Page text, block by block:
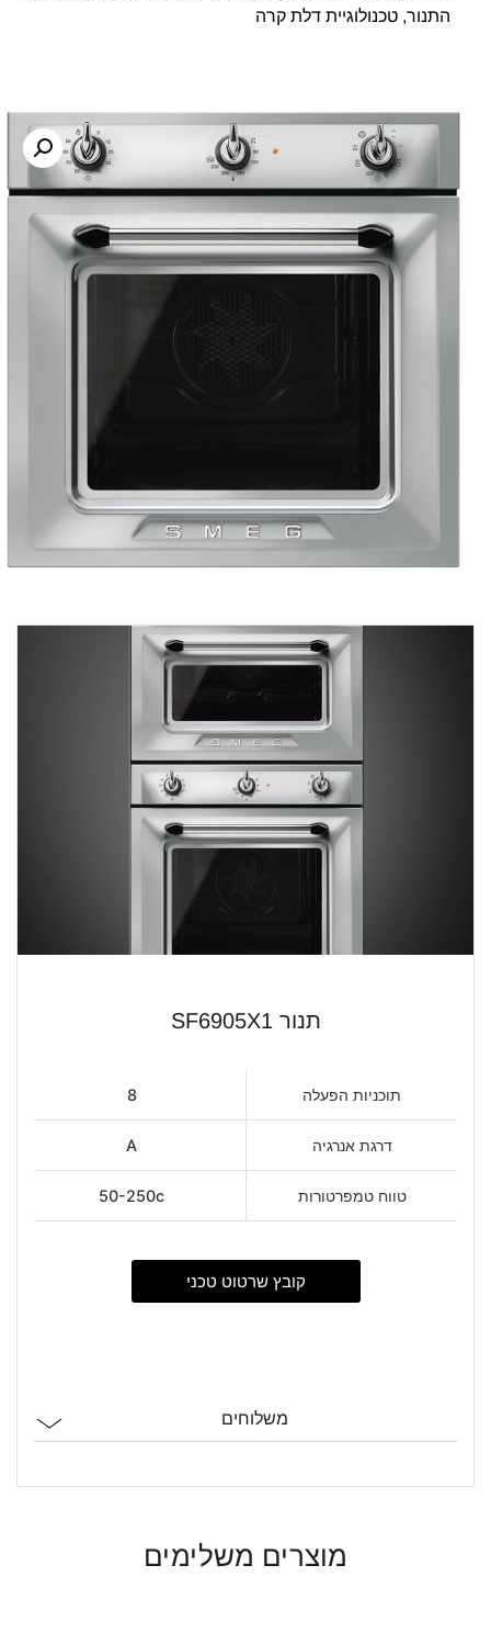
התנור, טכנולוגיית דלת קרה
תנור SF6905X1
תוכניות הפעלה 8
דרגת אנרגיה A
טווח טמפרטורות 50-250c
קובץ שרטוט טכני
משלוחים
מוצרים משלימים